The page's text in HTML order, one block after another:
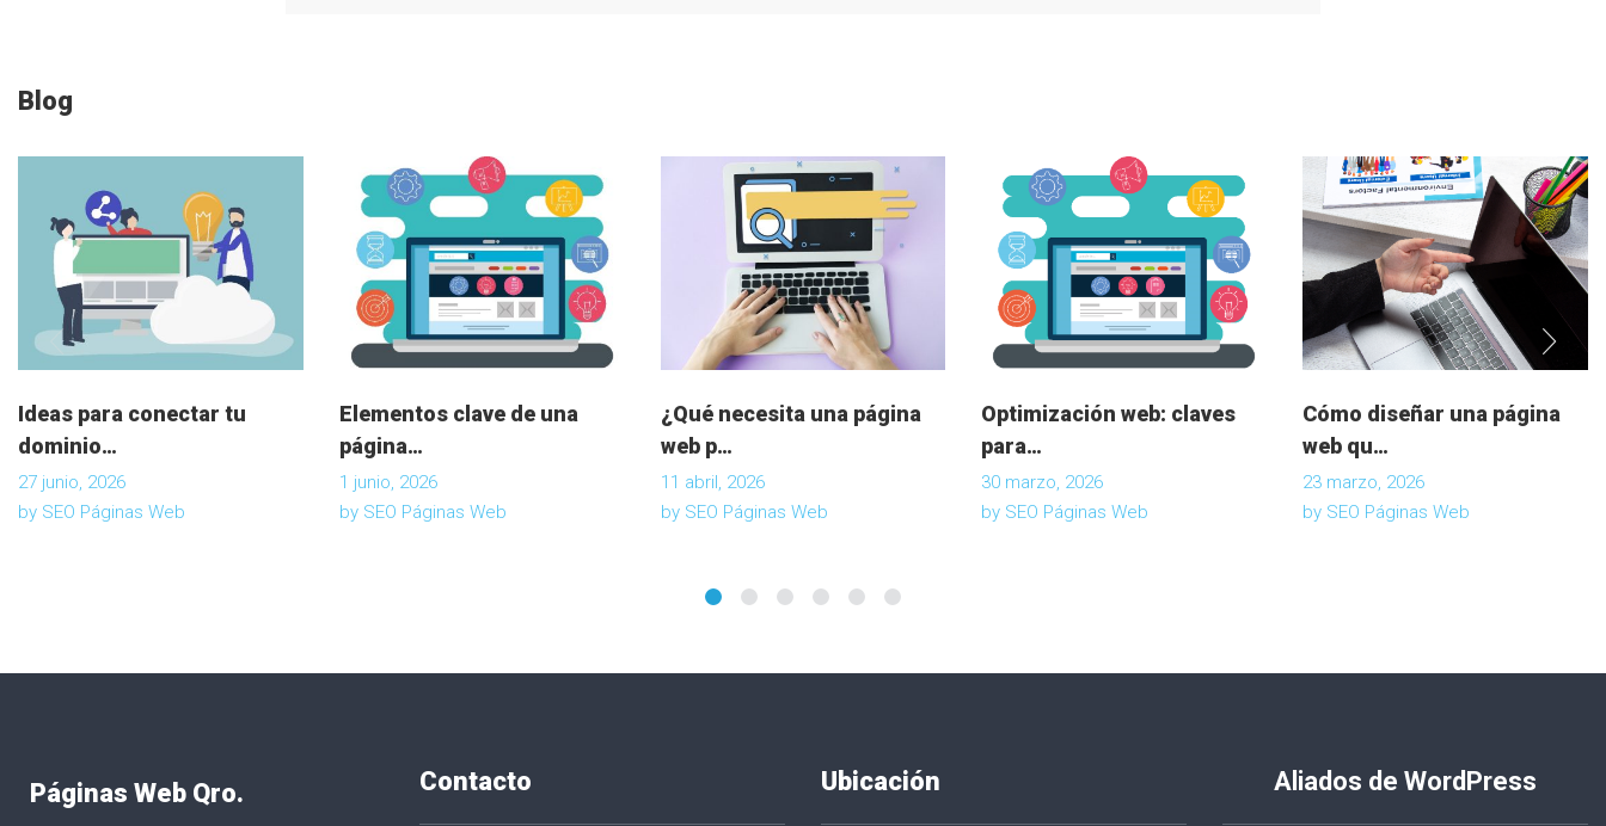
d
Blog
Ideas para conectar tu
dominio…
27 junio, 2026
by SEO Páginas Web
Elementos clave de una
página…
1 junio, 2026
by SEO Páginas Web
¿Qué necesita una página
web p…
11 abril, 2026
by SEO Páginas Web
Optimización web: claves
para…
30 marzo, 2026
by SEO Páginas Web
Cómo diseñar una página
web qu…
23 marzo, 2026
by SEO Páginas Web
Páginas Web Qro. Contacto Ubicación Aliados de WordPress